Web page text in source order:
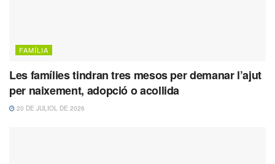
FAMÍLIA
Les famílies tindran tres mesos per demanar l’ajut
per naixement, adopció o acollida
20 DE JULIOL DE 2026